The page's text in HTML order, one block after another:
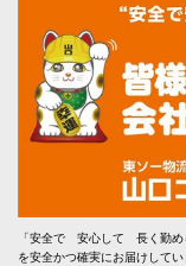
「安全で 安心して 長く勤め
を安全かつ確実にお届けして